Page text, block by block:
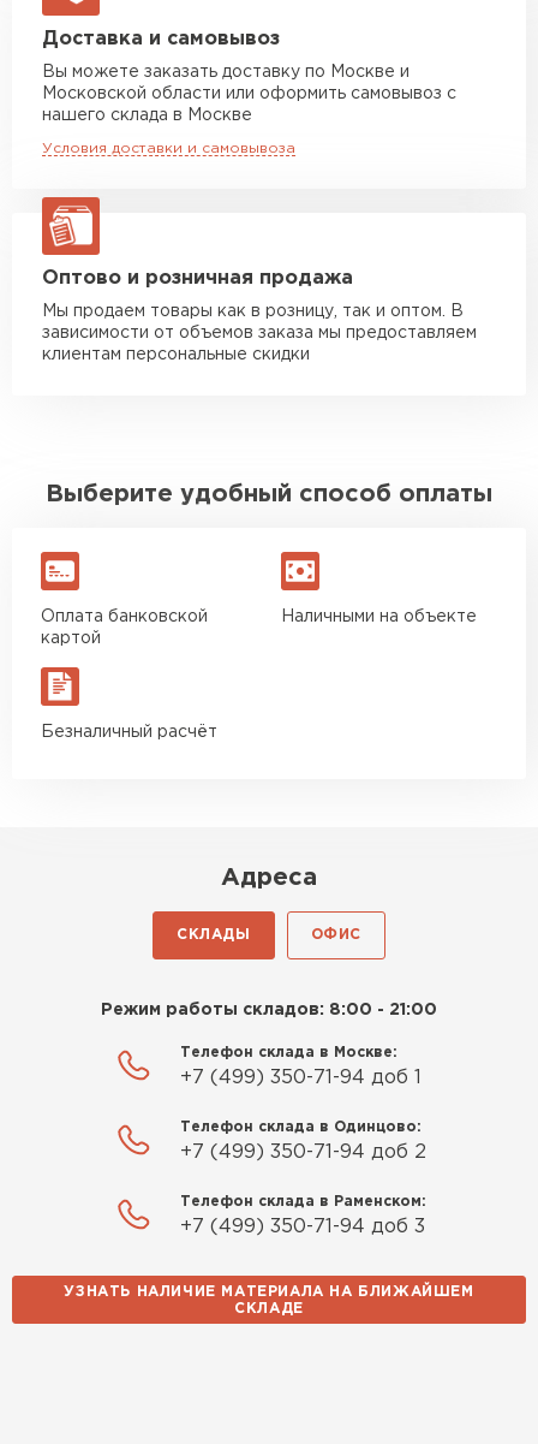
Машина до 20 тн до 80 м3
Манипулятор до 5 тн
макс. длина груза 6 м
от 7 000 руб
макс. длина груза 8 м
Манипулятор до 20 тн
макс. длина груза 13,5 м
ЗАКАЗАТЬ С ДОСТАВКОЙ
Доставка и самовывоз
Вы можете заказать доставку по Москве и
Московской области или оформить самовывоз с
нашего склада в Москве
Условия доставки и самовывоза
Оптово и розничная продажа
Мы продаем товары как в розницу, так и оптом. В
зависимости от объемов заказа мы предоставляем
клиентам персональные скидки
Выберите удобный способ оплаты
Оплата банковской
картой
Наличными на объекте
Безналичный расчёт
Адреса
СКЛАДЫ ОФИС
Режим работы складов: 8:00 - 21:00
Телефон склада в Москве:
+7 (499) 350-71-94 доб 1
Телефон склада в Одинцово:
+7 (499) 350-71-94 доб 2
Телефон склада в Раменском:
+7 (499) 350-71-94 доб 3
УЗНАТЬ НАЛИЧИЕ МАТЕРИАЛА НА БЛИЖАЙШЕМ
СКЛАДЕ